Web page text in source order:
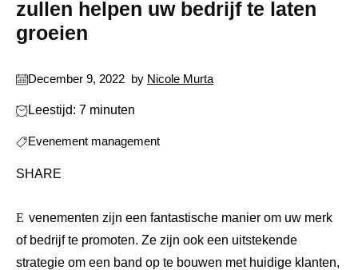
zullen helpen uw bedrijf te laten
groeien
December 9, 2022 by Nicole Murta
Leestijd: 7 minuten
Evenement management
SHARE
Evenementen zijn een fantastische manier om uw merk
of bedrijf te promoten. Ze zijn ook een uitstekende
strategie om een ​​band op te bouwen met huidige klanten,